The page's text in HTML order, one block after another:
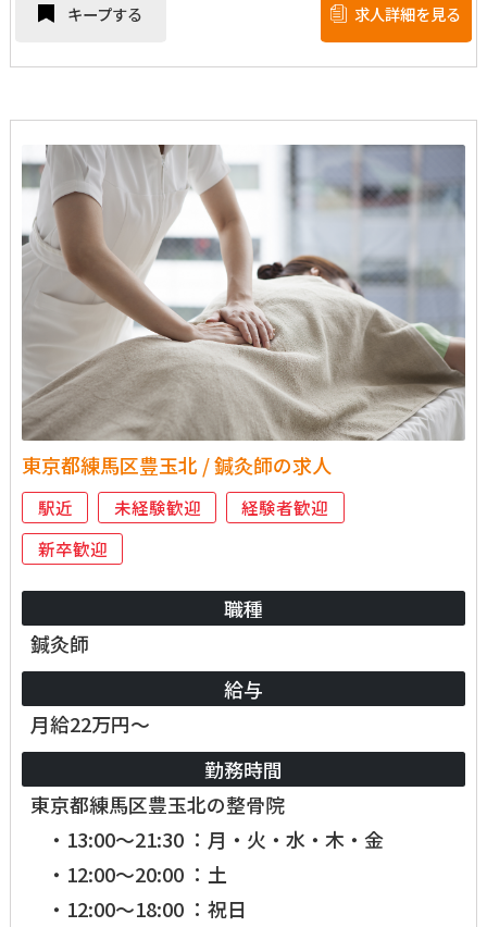
キープする 求人詳細を見る
東京都練馬区豊玉北 / 鍼灸師の求人
駅近 未経験歓迎
経験者歓迎
新卒歓迎
職種
鍼灸師
給与
月給22万円～
勤務時間
東京都練馬区豊玉北の整骨院
・13:00～21:30 ：月・火・水・木・金
・12:00～20:00 ：土
・12:00～18:00 ：祝日